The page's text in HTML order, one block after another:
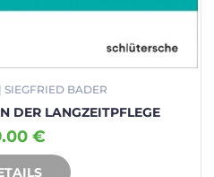
SIEGFRIED BADER
DER LANGZEITPFLEGE
€